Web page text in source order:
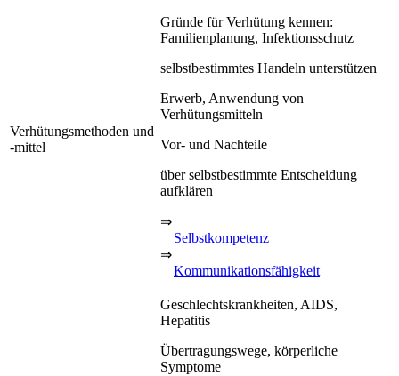
Verhütungsmethoden und
-mittel
Gründe für Verhütung kennen:
Familienplanung, Infektionsschutz
selbstbestimmtes Handeln unterstützen
Erwerb, Anwendung von
Verhütungsmitteln
Vor- und Nachteile
über selbstbestimmte Entscheidung
aufklären
⇒
Selbstkompetenz
⇒
Kommunikationsfähigkeit
Geschlechtskrankheiten, AIDS,
Hepatitis
Übertragungswege, körperliche
Symptome